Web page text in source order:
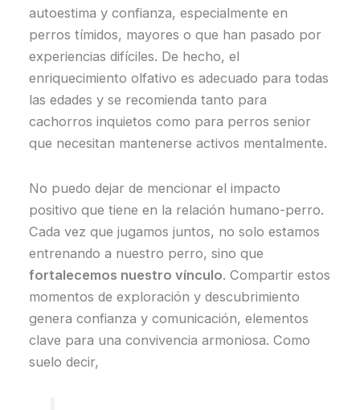
autoestima y confianza, especialmente en
perros tímidos, mayores o que han pasado por
experiencias difíciles. De hecho, el
enriquecimiento olfativo es adecuado para todas
las edades y se recomienda tanto para
cachorros inquietos como para perros senior
que necesitan mantenerse activos mentalmente.
No puedo dejar de mencionar el impacto
positivo que tiene en la relación humano-perro.
Cada vez que jugamos juntos, no solo estamos
entrenando a nuestro perro, sino que
fortalecemos nuestro vínculo. Compartir estos
momentos de exploración y descubrimiento
genera confianza y comunicación, elementos
clave para una convivencia armoniosa. Como
suelo decir,